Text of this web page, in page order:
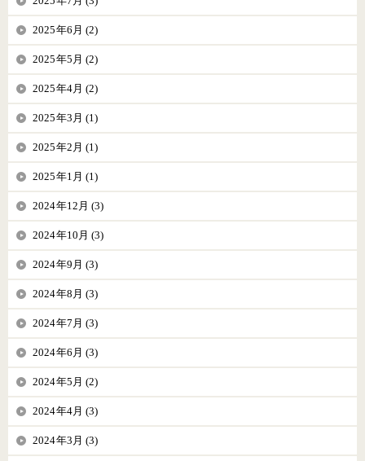
2025年6月 (2)
2025年5月 (2)
2025年4月 (2)
2025年3月 (1)
2025年2月 (1)
2025年1月 (1)
2024年12月 (3)
2024年10月 (3)
2024年9月 (3)
2024年8月 (3)
2024年7月 (3)
2024年6月 (3)
2024年5月 (2)
2024年4月 (3)
2024年3月 (3)